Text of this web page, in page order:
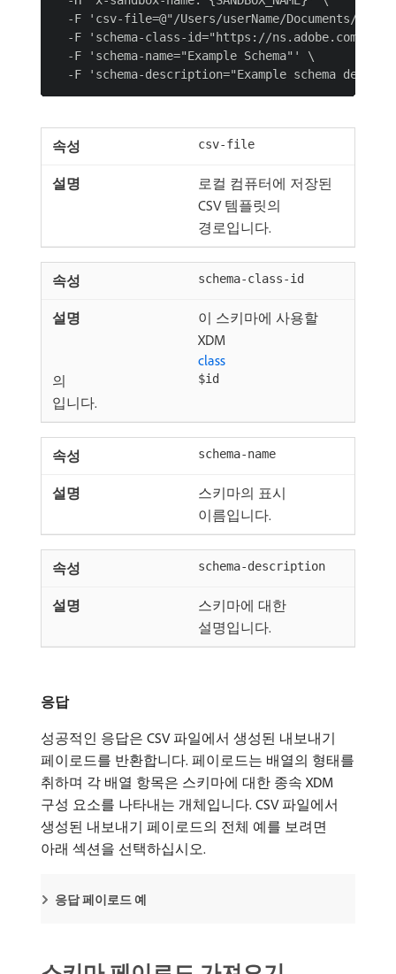
-F 'csv-file=@"/Users/userName/Documents/
-F 'schema-class-id="https://ns.adobe.com/
  -F 'schema-name="Example Schema"' \
csv-file
로컬 컴퓨터에 저장된
CSV 템플릿의
경로입니다.
schema-class-id
이 스키마에 사용할
XDM
class
의
$id
입니다.
schema-name
스키마의 표시
이름입니다.
schema-description
스키마에 대한
설명입니다.
응답
성공적인 응답은 CSV 파일에서 생성된 내보내기
페이로드를 반환합니다. 페이로드는 배열의 형태를
취하며 각 배열 항목은 스키마에 대한 종속 XDM
구성 요소를 나타내는 개체입니다. CSV 파일에서
생성된 내보내기 페이로드의 전체 예를 보려면
아래 섹션을 선택하십시오.
응답 페이로드 예